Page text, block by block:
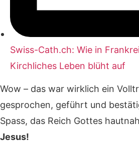
Swiss-Cath.ch: Wie in
Kirch­li­ches Leben blüht auf
Wow – das war wirklich ein
gesprochen, geführt und
Spass, das Reich Gottes
Jesus!